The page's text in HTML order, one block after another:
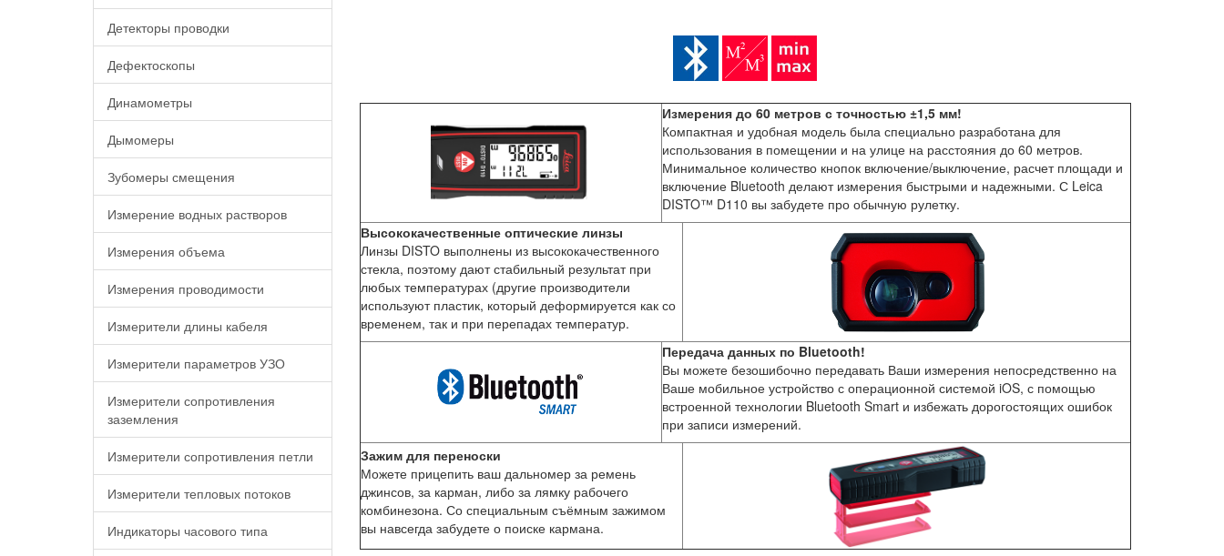
Детекторы проводки
Дефектоскопы
Динамометры
Дымомеры
Зубомеры смещения
Измерение водных растворов
Измерения объема
Измерения проводимости
Измерители длины кабеля
Измерители параметров УЗО
Измерители сопротивления
заземления
Измерители сопротивления петли
Измерители тепловых потоков
Индикаторы часового типа
Измерения до 60 метров с точностью ±1,5 мм!
Компактная и удобная модель была специально разработана для
использования в помещении и на улице на расстояния до 60 метров.
Минимальное количество кнопок включение/выключение, расчет площади и
включение Bluetooth делают измерения быстрыми и надежными. С Leica
DISTO™ D110 вы забудете про обычную рулетку.
Высококачественные оптические линзы
Линзы DISTO выполнены из высококачественного
стекла, поэтому дают стабильный результат при
любых температурах (другие производители
используют пластик, который деформируется как со
временем, так и при перепадах температур.
Передача данных по Bluetooth!
Вы можете безошибочно передавать Ваши измерения непосредственно на
Ваше мобильное устройство с операционной системой iOS, с помощью
встроенной технологии Bluetooth Smart и избежать дорогостоящих ошибок
при записи измерений.
Зажим для переноски
Можете прицепить ваш дальномер за ремень
джинсов, за карман, либо за лямку рабочего
комбинезона. Со специальным съёмным зажимом
вы навсегда забудете о поиске кармана.